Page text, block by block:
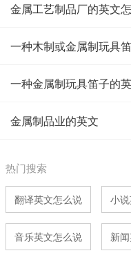
金属工艺制品厂的英文
一种木制或金属制玩具
一种金属制玩具笛子的
金属制品业的英文
热门搜索
翻译英文怎么说 小
音乐英文怎么说 新